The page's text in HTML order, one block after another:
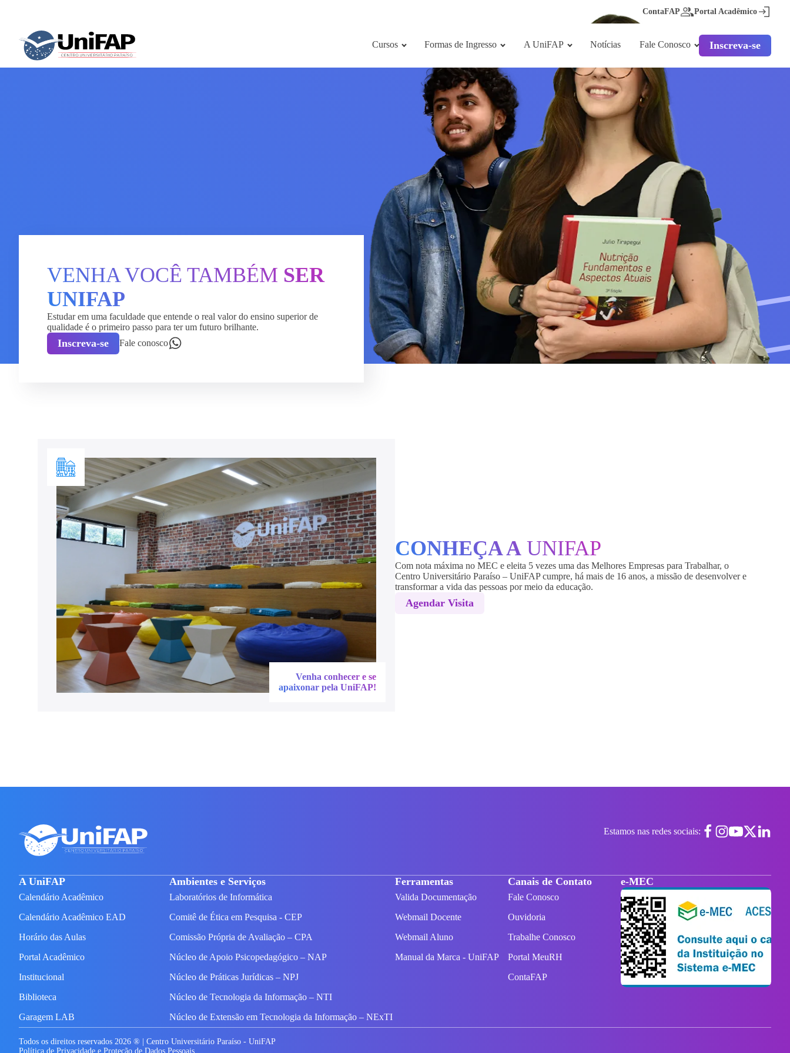
ContaFAP Portal Acadêmico
Cursos Formas de Ingresso A UniFAP Notícias Fale Conosco Inscreva-se
VENHA VOCÊ TAMBÉM SER
UNIFAP
Estudar em uma faculdade que entende o real valor do ensino superior de
qualidade é o primeiro passo para ter um futuro brilhante.
Inscreva-se Fale conosco
Venha conhecer e se
apaixonar pela UniFAP!
CONHEÇA A UNIFAP
Com nota máxima no MEC e eleita 5 vezes uma das Melhores Empresas para Trabalhar, o
Centro Universitário Paraíso – UniFAP cumpre, há mais de 16 anos, a missão de desenvolver e
transformar a vida das pessoas por meio da educação.
Agendar Visita
Estamos nas redes sociais:
A UniFAP
Calendário Acadêmico
Calendário Acadêmico EAD
Horário das Aulas
Portal Acadêmico
Institucional
Biblioteca
Garagem LAB
Ambientes e Serviços
Laboratórios de Informática
Comitê de Ética em Pesquisa - CEP
Comissão Própria de Avaliação – CPA
Núcleo de Apoio Psicopedagógico – NAP
Núcleo de Práticas Jurídicas – NPJ
Núcleo de Tecnologia da Informação – NTI
Núcleo de Extensão em Tecnologia da Informação – NExTI
Ferramentas
Valida Documentação
Webmail Docente
Webmail Aluno
Manual da Marca - UniFAP
Canais de Contato
Fale Conosco
Ouvidoria
Trabalhe Conosco
Portal MeuRH
ContaFAP
e-MEC
Todos os direitos reservados 2026 ® | Centro Universitário Paraíso - UniFAP
Política de Privacidade e Proteção de Dados Pessoais